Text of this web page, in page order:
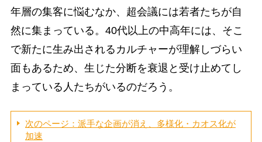
年層の集客に悩むなか、超会議には若者たちが自
然に集まっている。40代以上の中高年には、そこ
で新たに生み出されるカルチャーが理解しづらい
面もあるため、生じた分断を衰退と受け止めてし
まっている人たちがいるのだろう。
次のページ：派手な企画が消え、多様化・カオス化が
加速